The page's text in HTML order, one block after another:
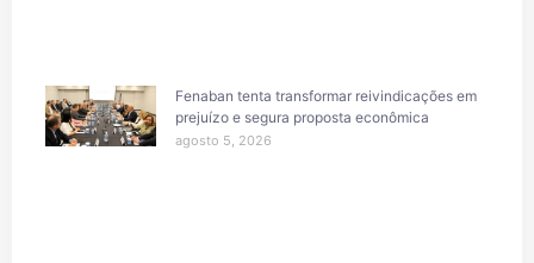
Fenaban tenta transformar reivindicações em
prejuízo e segura proposta econômica
agosto 5, 2026